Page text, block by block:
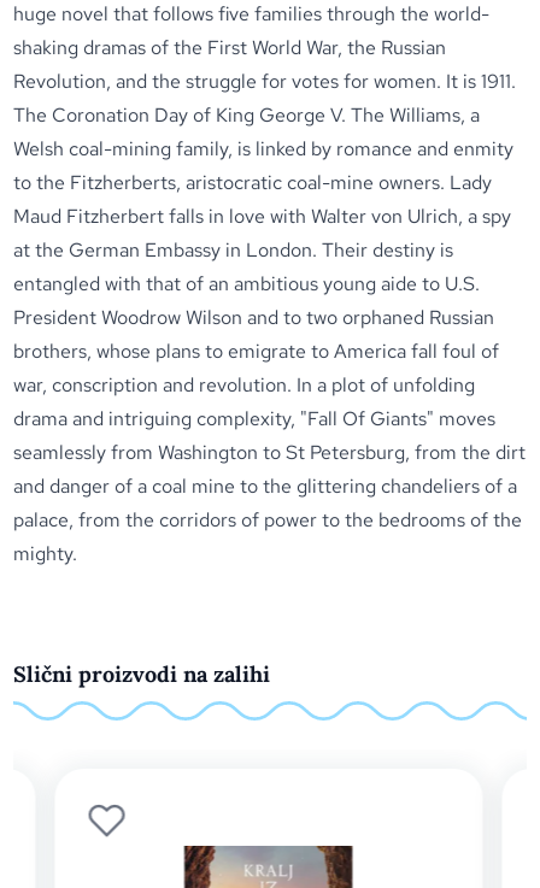
huge novel that follows five families through the world-
shaking dramas of the First World War, the Russian
Revolution, and the struggle for votes for women. It is 1911.
The Coronation Day of King George V. The Williams, a
Welsh coal-mining family, is linked by romance and enmity
to the Fitzherberts, aristocratic coal-mine owners. Lady
Maud Fitzherbert falls in love with Walter von Ulrich, a spy
at the German Embassy in London. Their destiny is
entangled with that of an ambitious young aide to U.S.
President Woodrow Wilson and to two orphaned Russian
brothers, whose plans to emigrate to America fall foul of
war, conscription and revolution. In a plot of unfolding
drama and intriguing complexity, "Fall Of Giants" moves
seamlessly from Washington to St Petersburg, from the dirt
and danger of a coal mine to the glittering chandeliers of a
palace, from the corridors of power to the bedrooms of the
mighty.
Slični proizvodi na zalihi